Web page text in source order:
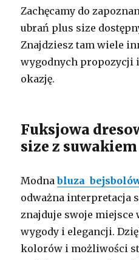
Zachęcamy do
ubrań plus size
Znajdziesz tam wiele
wygodnych propozycji
okazję.
Fuksjowa
size z
Modnabluza
odważna interpretacja
znajduje swoje miejsce
wygody i elegancji.
kolorów i możliwości